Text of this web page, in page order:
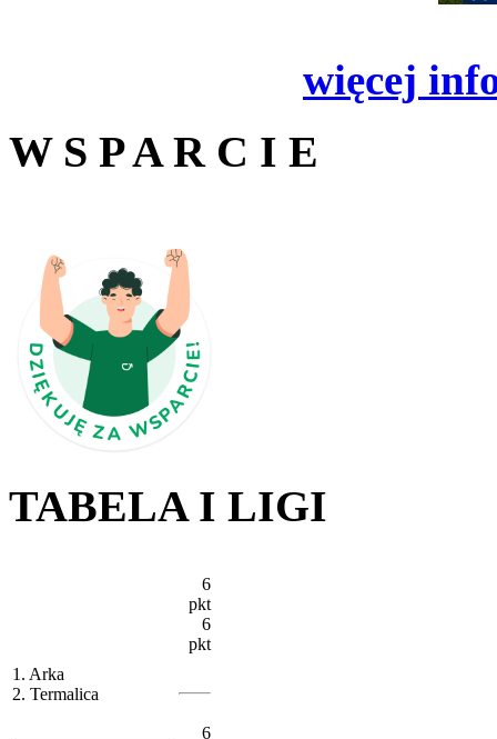
więcej
W S P A R C I E
TABELA I LIGI
1. Arka
2. Termalica
6
pkt
6
pkt
6